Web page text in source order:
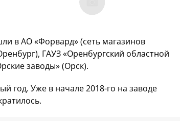
в АО «Форвард» (сеть магазинов
ГАУЗ «Оренбургский областной
заводы» (Орск).
год. Уже в начале 2018-го на заводе